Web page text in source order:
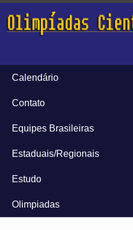
Calendário
Contato
Equipes Brasileiras
Estaduais/Regionais
Estudo
Olimpiadas